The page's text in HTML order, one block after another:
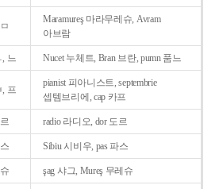
ㅁ
Maramureş 마라무레슈, Avram
아브람
, 느 Nucet 누체트, Bran 브란, pumn 품느
, 프
pianist 피아니스트, septembrie
셉템브리에, cap 카프
르 radio 라디오, dor 도르
스 Sibiu 시비우, pas 파스
슈 şag 샤그, Mureş 무레슈